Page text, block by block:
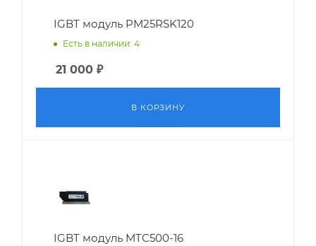
IGBT модуль PM25RSK120
Есть в наличии: 4
21 000 ₽
В КОРЗИНУ
IGBT модуль MTC500-16